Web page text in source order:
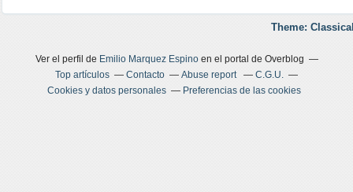
Theme:
Ver el perfil de Emilio Marquez Espinoen el portal de Overblog
Top artículos
Contacto Abuse report
C.G.U.
Cookies y datos personales
Preferencias de las cookies